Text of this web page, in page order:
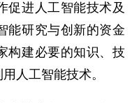
促进人工智能技术及
能研究与创新的资金
构建必要的知识、技
人工智能技术。